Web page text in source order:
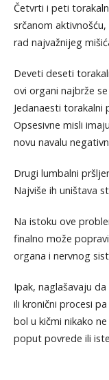
Četvrti i peti
srčanom
rad najvažnijeg
Deveti deseti
ovi organi najbrže
Jedanaesti torakalni
Opsesivne misli
novu navalu
Drugi lumbalni
Najviše ih uništava
Na istoku ove
finalno može
organa i nervnog
Ipak, naglašavaju
ili kronični procesi
bol u kičmi nikako
poput povrede ili